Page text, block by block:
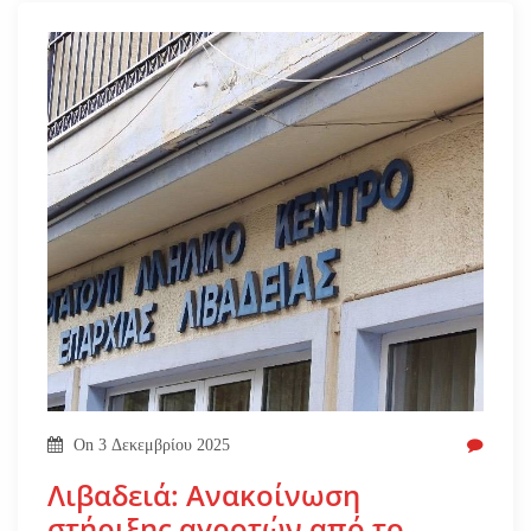
On 3 Δεκεμβρίου 2025
Λιβαδειά: Ανακοίνωση